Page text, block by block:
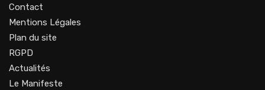
Contact
Mentions Légales
Plan du site
RGPD
Actualités
Le Manifeste